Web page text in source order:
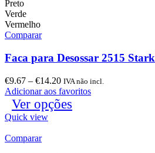
Preto
Verde
Vermelho
Comparar
Faca para Desossar 2515 Stark
€9.67 – €14.20 IVA não incl.
Adicionar aos favoritos
Ver opções
Quick view
Comparar